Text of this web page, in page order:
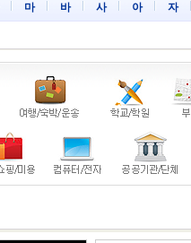
마 바 사 아 자